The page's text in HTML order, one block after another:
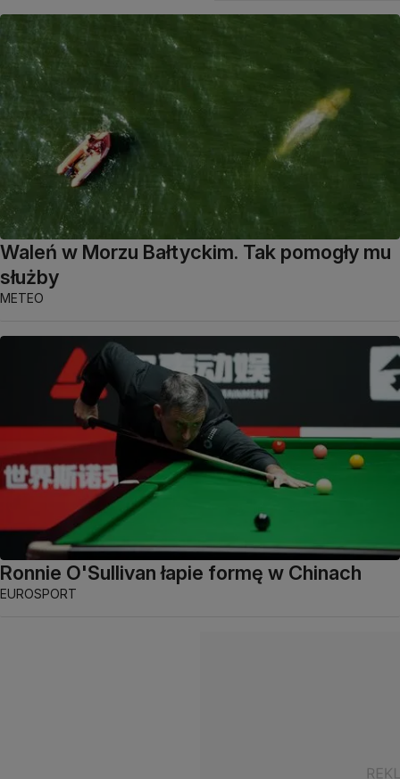
Waleń w Morzu Bałtyckim. Tak pomogły mu
służby
METEO
Ronnie O'Sullivan łapie formę w Chinach
EUROSPORT